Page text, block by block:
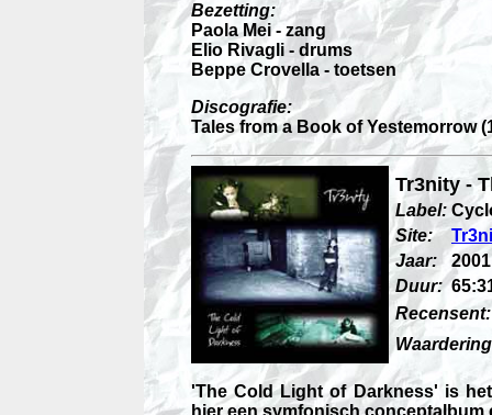
Bezetting:
Paola Mei - zang
Elio Rivagli - drums
Beppe Crovella - toetsen
Discografie:
Tales from a Book of Yestemorrow
Tr3nity -
Label:
Site:
Jaar:
2001
Duur:
Recensent:
'The Cold Light of Darkness' is
hier een symfonisch conceptalbum